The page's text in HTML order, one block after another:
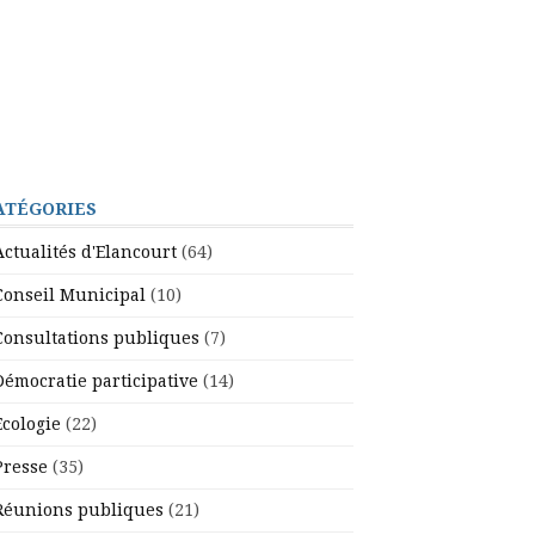
d'Elancourt (64)
Municipal (10)
publiques (7)
participative (14)
(22)
(35)
publiques (21)